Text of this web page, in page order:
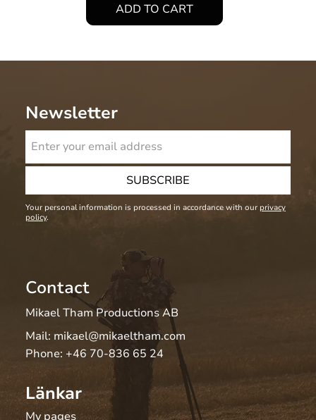
Newsletter
SUBSCRIBE
Your personal information is processed in accordance with our privacy
policy.
Contact
Mikael Tham Productions AB
Mail: mikael@mikaeltham.com
Phone: +46 70-836 65 24
Länkar
My pages